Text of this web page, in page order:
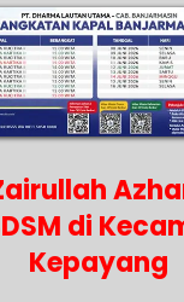
di
Kepayang